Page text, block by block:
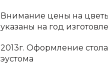
Внимание цены на
указаны на год
2013г. Оформление
эустома